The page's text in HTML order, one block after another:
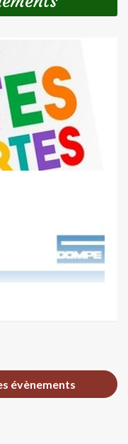
le site de la
évènements